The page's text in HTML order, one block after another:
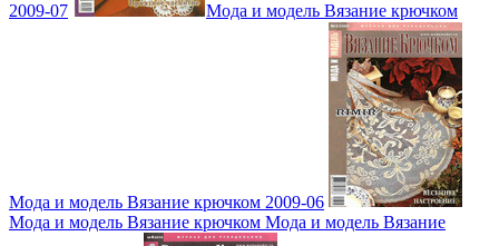
2009-07 Мода и модель Вязание крючком
Мода и модель Вязание крючком 2009-06
Мода и модель Вязание крючком Мода и модель Вязание